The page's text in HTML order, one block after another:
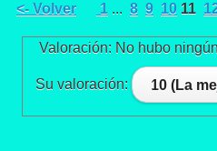
<- Volver 1 ... 8 9 10 11
Valoración: No hubo
Su valoración: 10 (La